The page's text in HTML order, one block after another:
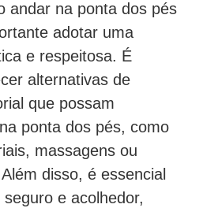
andar na ponta dos pés
adotar uma
e respeitosa. É
alternativas de
que possam
ponta dos pés, como
massagens ou
disso, é essencial
e acolhedor,